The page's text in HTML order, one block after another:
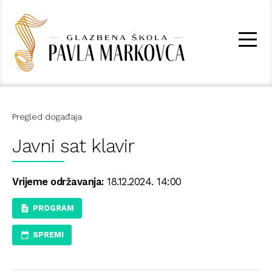
Pregled događaja
Javni sat klavir
Vrijeme održavanja:18.12.2024. 14:00
PROGRAM
SPREMI